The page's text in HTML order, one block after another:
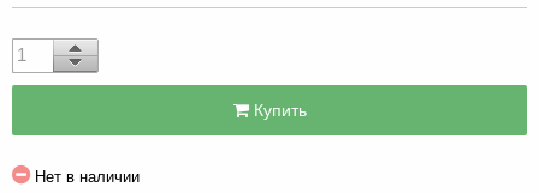
Купить
Нет в наличии